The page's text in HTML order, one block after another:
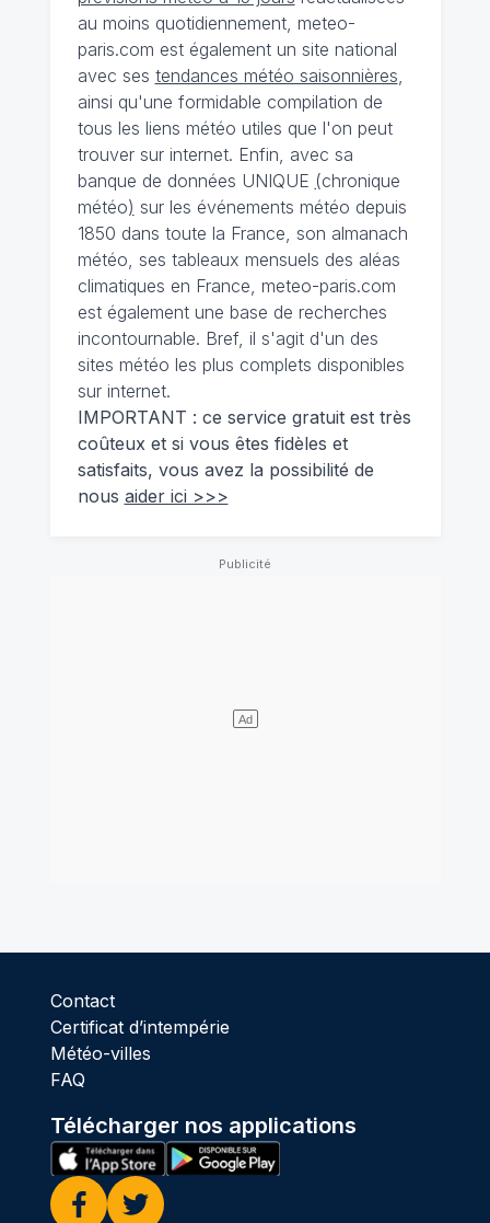
au moins quotidiennement, meteo-
paris.com est également un site national
avec ses tendances météo saisonnières,
ainsi qu'une formidable compilation de
tous les liens météo utiles que l'on peut
trouver sur internet. Enfin, avec sa
banque de données UNIQUE (chronique
météo) sur les événements météo depuis
1850 dans toute la France, son almanach
météo, ses tableaux mensuels des aléas
climatiques en France, meteo-paris.com
est également une base de recherches
incontournable. Bref, il s'agit d'un des
sites météo les plus complets disponibles
sur internet.
IMPORTANT : ce service gratuit est très
coûteux et si vous êtes fidèles et
satisfaits, vous avez la possibilité de
nous aider ici >>>
Contact
Certificat d’intempérie
Météo-villes
FAQ
Télécharger nos applications